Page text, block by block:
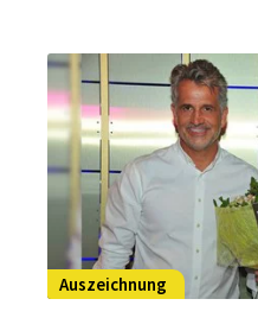
Deutschland zu
Unternehmen können
Auszeichnung